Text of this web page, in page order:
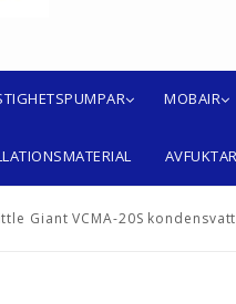
MOBAIR
Giant VCMA-20S